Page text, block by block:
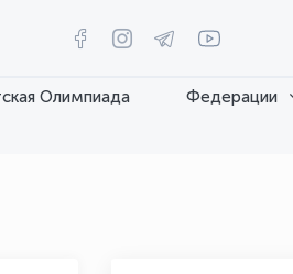
Олимпиада Федерации